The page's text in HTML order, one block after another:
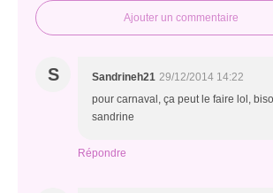
Ajouter un commentaire
S Sandrineh21 29/12/2014 14:22
pour carnaval, ça peut le faire lol,
sandrine
Répondre